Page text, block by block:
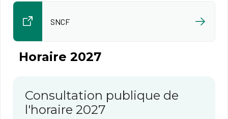
SNCF
Horaire 2027
Consultation publique de
l'horaire 2027